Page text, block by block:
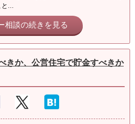
...
相談の続きを見る
きか、公営住宅で貯金すべきか